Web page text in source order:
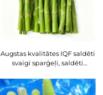
Augstas kvalitātes IQF saldēti
svaigi sparģeļi, saldēti
10 kg uz kastu